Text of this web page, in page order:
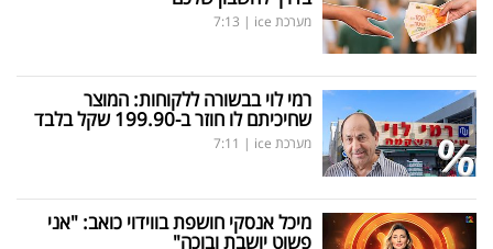
מערכת ice |
7:13
רמי לוי בבשורה ללקוחות: המוצר
שחיכיתם לו חוזר ב-199.90 שקל בלבד
מערכת ice |
7:11
מיכל אנסקי חושפת בווידוי כואב: "אני
פשוט יושבת ובוכה"